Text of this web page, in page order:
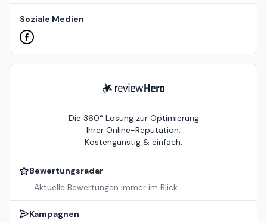
Soziale Medien
ReviewHero
Die 360° Lösung zur Optimierung
Ihrer Online-Reputation.
Kostengünstig & einfach.
Bewertungsradar
Aktuelle Bewertungen immer im Blick.
Kampagnen